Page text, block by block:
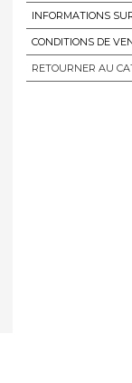
INFORMATIONS
CONDITIONS DE
RETOURNER AU